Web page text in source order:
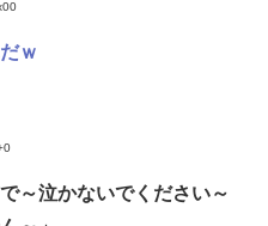
ｗ
～泣かないでください～